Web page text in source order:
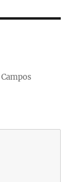
Campos